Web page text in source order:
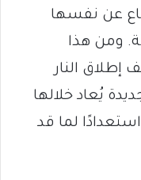
عن نفسها
ومن هذا
إطلاق النار
يُعاد خلالها
استعدادًا لما قد